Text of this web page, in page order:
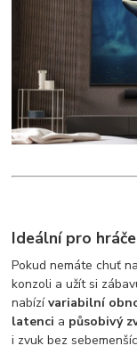
Ideální pro hráče
Pokud nemáte chuť
konzoli a užít si
nabízívariabilní
latenci a působivý
i zvuk bez